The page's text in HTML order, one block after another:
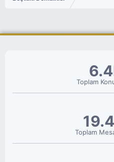
Toplam
Toplam